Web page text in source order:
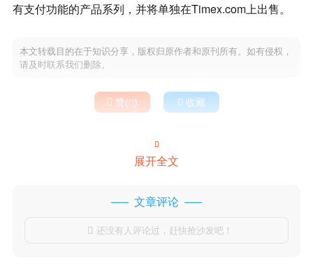
有支付功能的产品系列，并将单独在Timex.com上出售。
本文转载目的在于知识分享，版权归原作者和原刊所有。如有侵权，
请及时联系我们删除。
 赞()  收藏

展开全文
文章评论
 还没有人评论过，赶快抢沙发吧！